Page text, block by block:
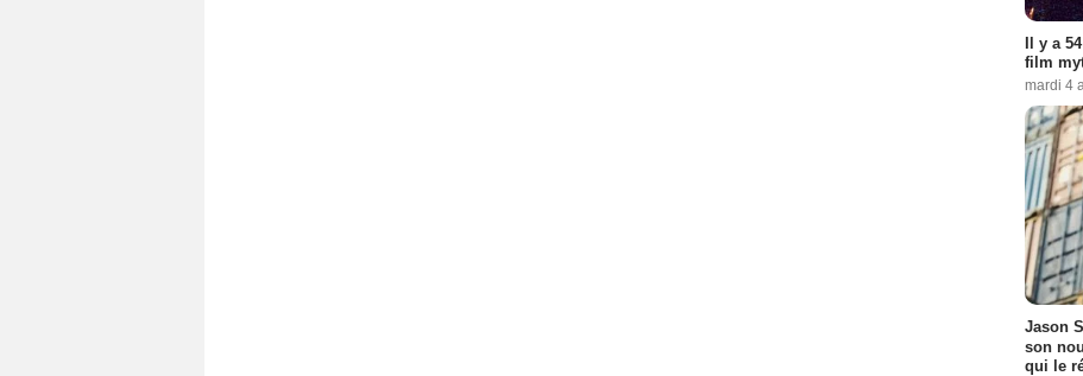
Il y a
film
mardi 4
Jason
son
qui le